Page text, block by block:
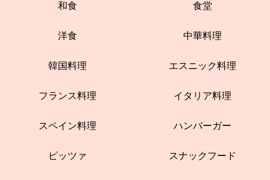
和食 食堂
洋食 中華料理
韓国料理 エスニック料理
フランス料理 イタリア料理
スペイン料理 ハンバーガー
ピッツァ スナックフード